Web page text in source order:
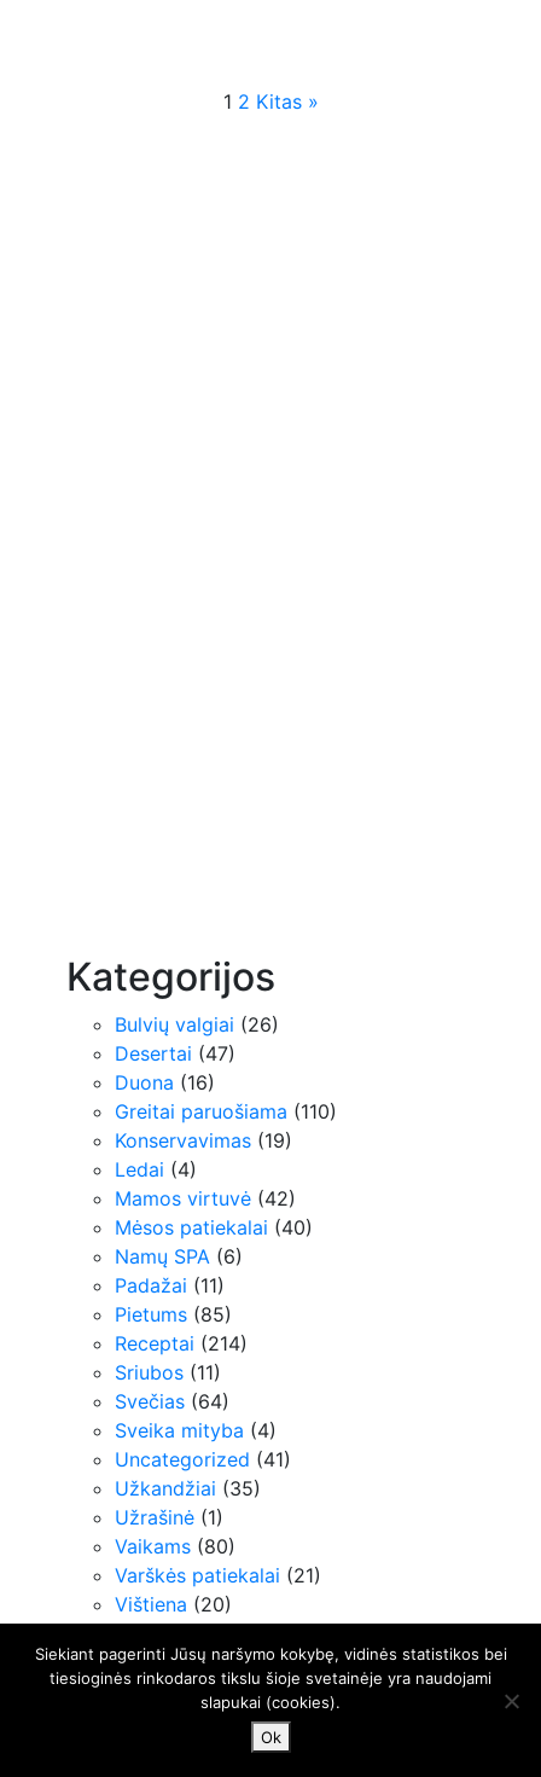
1 2 Kitas »
Kategorijos
Bulvių valgiai (26)
Desertai (47)
Duona (16)
Greitai paruošiama (110)
Konservavimas (19)
Ledai (4)
Mamos virtuvė (42)
Mėsos patiekalai (40)
Namų SPA (6)
Padažai (11)
Pietums (85)
Receptai (214)
Sriubos (11)
Svečias (64)
Sveika mityba (4)
Uncategorized (41)
Užkandžiai (35)
Užrašinė (1)
Vaikams (80)
Varškės patiekalai (21)
Vištiena (20)
Siekiant pagerinti Jūsų naršymo kokybę, vidinės statistikos bei
tiesioginės rinkodaros tikslu šioje svetainėje yra naudojami
slapukai (cookies).
Ok